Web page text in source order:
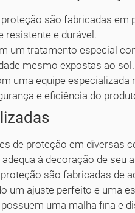
são fabricadas em
resistente e durável.
um tratamento especial
mesmo expostas ao sol.
uma equipe especializada
e eficiência do
de proteção em diversas
à decoração de seu
são fabricadas de
um ajuste perfeito e uma
uma malha fina e